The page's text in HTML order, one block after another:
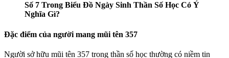
Số 7 Trong Biểu Đồ Ngày Sinh Thần Số Học Có Ý
Nghĩa Gì?
Đặc điểm của người mang mũi tên 357
Người sở hữu mũi tên 357 trong thần số học thường có niềm tin